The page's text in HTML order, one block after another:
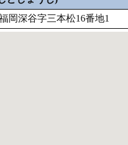
岡深谷字三本松16番地1